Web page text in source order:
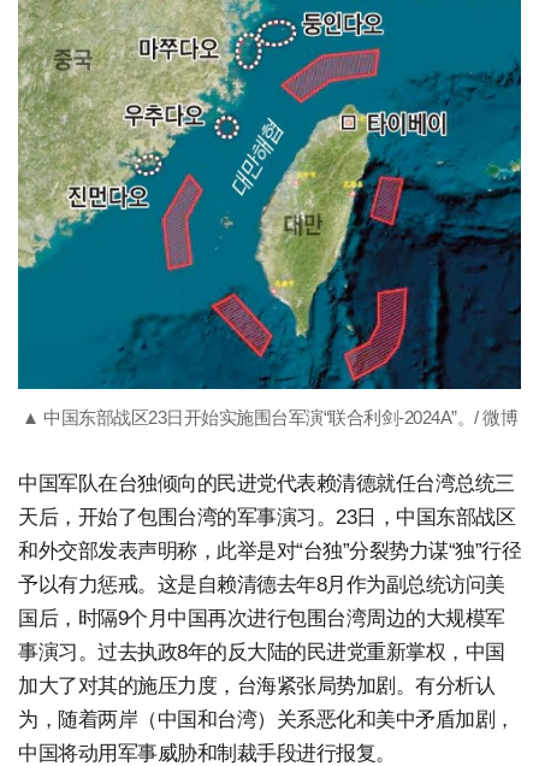
▲ 中国东部战区23日开始实施围台军演“联合利剑-2024A”。/ 微博
中国军队在台独倾向的民进党代表赖清德就任台湾总统三
天后，开始了包围台湾的军事演习。23日，中国东部战区
和外交部发表声明称，此举是对“台独”分裂势力谋“独”行径
予以有力惩戒。这是自赖清德去年8月作为副总统访问美
国后，时隔9个月中国再次进行包围台湾周边的大规模军
事演习。过去执政8年的反大陆的民进党重新掌权，中国
加大了对其的施压力度，台海紧张局势加剧。有分析认
为，随着两岸（中国和台湾）关系恶化和美中矛盾加剧，
中国将动用军事威胁和制裁手段进行报复。